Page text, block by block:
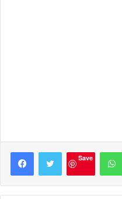
FacebookTwitter
Save